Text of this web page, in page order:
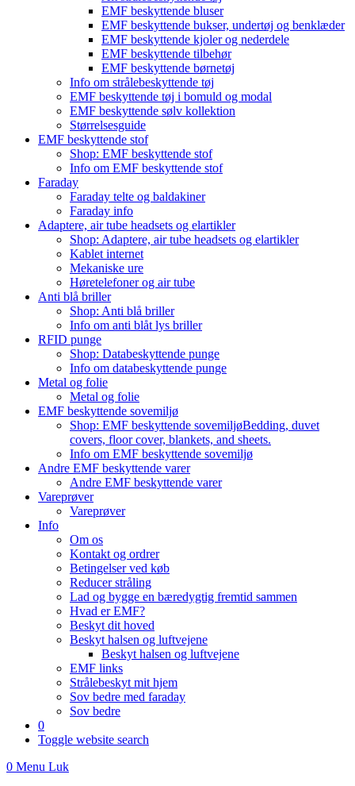
EMF beskyttende bluser
EMF beskyttende bukser, undertøj og benklæder
EMF beskyttende kjoler og nederdele
EMF beskyttende tilbehør
EMF beskyttende børnetøj
Info om strålebeskyttende tøj
EMF beskyttende tøj i bomuld og modal
EMF beskyttende sølv kollektion
Størrelsesguide
EMF beskyttende stof
Shop: EMF beskyttende stof
Info om EMF beskyttende stof
Faraday
Faraday telte og baldakiner
Faraday info
Adaptere, air tube headsets og elartikler
Shop: Adaptere, air tube headsets og elartikler
Kablet internet
Mekaniske ure
Høretelefoner og air tube
Anti blå briller
Shop: Anti blå briller
Info om anti blåt lys briller
RFID punge
Shop: Databeskyttende punge
Info om databeskyttende punge
Metal og folie
Metal og folie
EMF beskyttende sovemiljø
Shop: EMF beskyttende sovemiljøBedding, duvet
covers, floor cover, blankets, and sheets.
Info om EMF beskyttende sovemiljø
Andre EMF beskyttende varer
Andre EMF beskyttende varer
Vareprøver
Vareprøver
Info
Om os
Kontakt og ordrer
Betingelser ved køb
Reducer stråling
Lad og bygge en bæredygtig fremtid sammen
Hvad er EMF?
Beskyt dit hoved
Beskyt halsen og luftvejene
Beskyt halsen og luftvejene
EMF links
Strålebeskyt mit hjem
Sov bedre med faraday
Sov bedre
0
Toggle website search
0 Menu Luk